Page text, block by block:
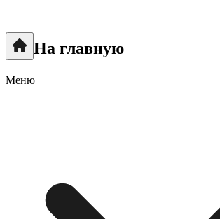
На главную
Меню